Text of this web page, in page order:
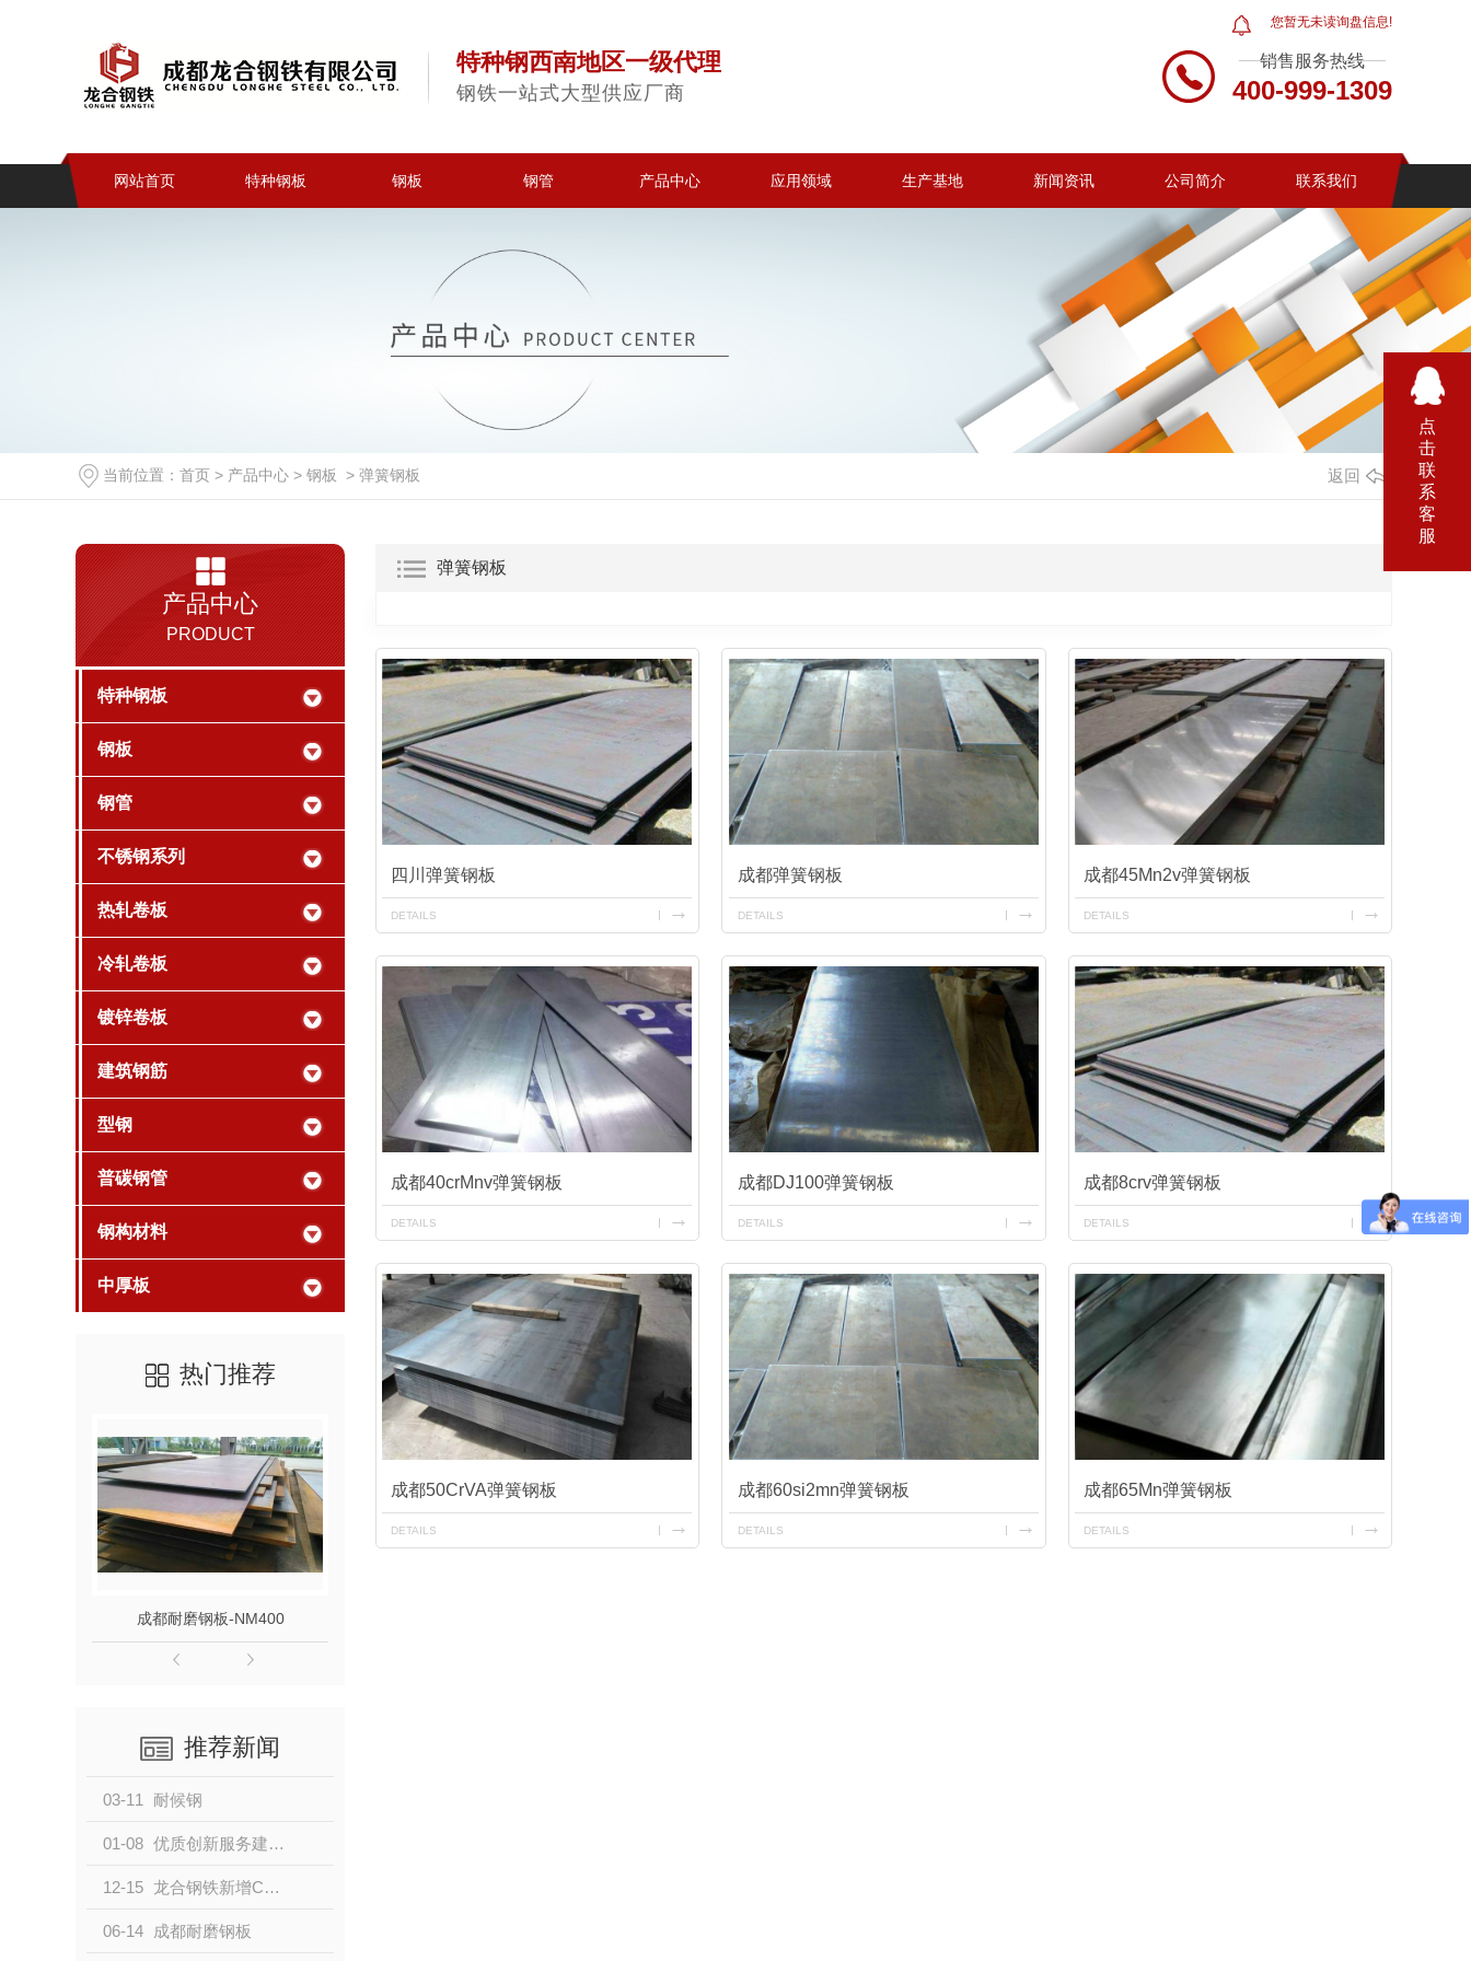
您暂无未读询盘信息!
特种钢西南地区一级代理
钢铁一站式大型供应厂商
销售服务热线
400-999-1309
网站首页 特种钢板 钢板 钢管 产品中心 应用领域 生产基地 新闻资讯 公司简介 联系我们
当前位置： 首页 > 产品中心 > 钢板 > 弹簧钢板 返回
产品中心
PRODUCT
特种钢板
钢板
钢管
不锈钢系列
热轧卷板
冷轧卷板
镀锌卷板
建筑钢筋
型钢
普碳钢管
钢构材料
中厚板
热门推荐
成都耐磨钢板-NM400
推荐新闻
03-11 耐候钢
01-08 优质创新服务建筑工程，龙合钢铁新推高耐蚀性材料 —Q355GNHD
12-15 龙合钢铁新增C级耐候产品
06-14 成都耐磨钢板
弹簧钢板
四川弹簧钢板
DETAILS
成都弹簧钢板
DETAILS
成都45Mn2v弹簧钢板
DETAILS
成都40crMnv弹簧钢板
DETAILS
成都DJ100弹簧钢板
DETAILS
成都8crv弹簧钢板
DETAILS
成都50CrVA弹簧钢板
DETAILS
成都60si2mn弹簧钢板
DETAILS
成都65Mn弹簧钢板
DETAILS
点
击
联
系
客
服